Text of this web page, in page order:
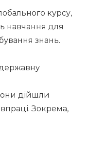
курсу,
навчання для
знань.
державну
дійшли
Зокрема,